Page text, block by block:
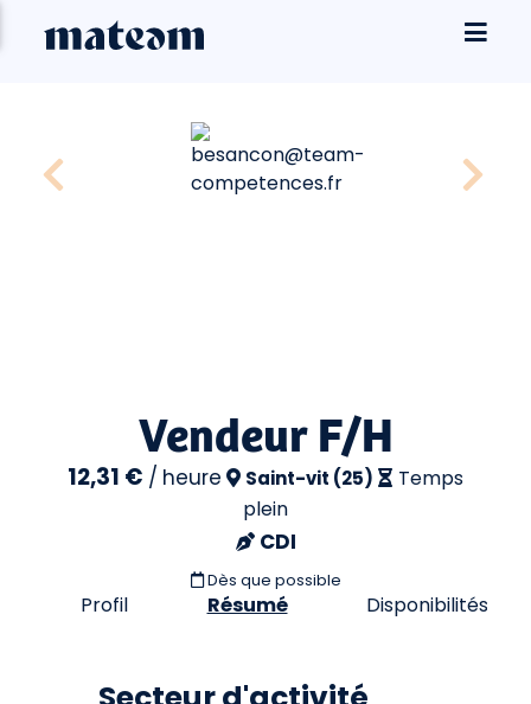
Vendeur F/H
12,31 € / heure Saint-vit (25)
Temps
plein
CDI
Dès que possible
Profil Résumé Disponibilités